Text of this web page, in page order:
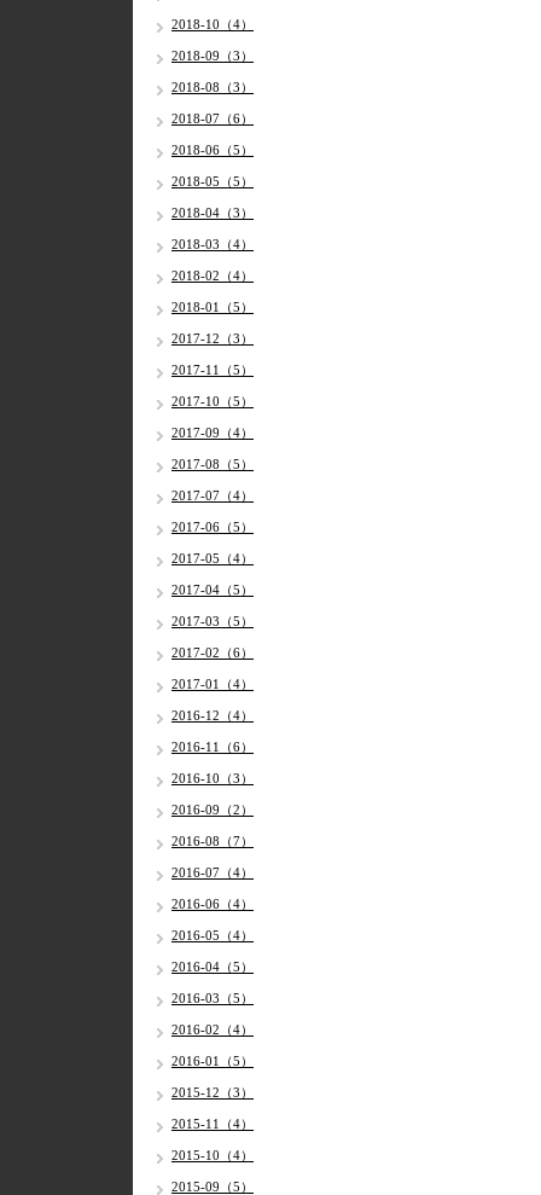
2018-10（4）
2018-09（3）
2018-08（3）
2018-07（6）
2018-06（5）
2018-05（5）
2018-04（3）
2018-03（4）
2018-02（4）
2018-01（5）
2017-12（3）
2017-11（5）
2017-10（5）
2017-09（4）
2017-08（5）
2017-07（4）
2017-06（5）
2017-05（4）
2017-04（5）
2017-03（5）
2017-02（6）
2017-01（4）
2016-12（4）
2016-11（6）
2016-10（3）
2016-09（2）
2016-08（7）
2016-07（4）
2016-06（4）
2016-05（4）
2016-04（5）
2016-03（5）
2016-02（4）
2016-01（5）
2015-12（3）
2015-11（4）
2015-10（4）
2015-09（5）